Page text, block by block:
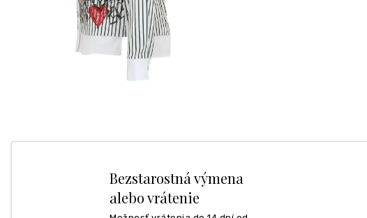
Bezstarostná výmena
alebo vrátenie